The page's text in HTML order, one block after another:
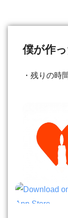
僕が作
・残りの時